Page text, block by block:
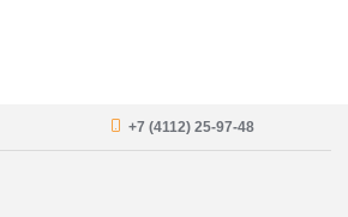
+7 (4112) 25-97-48